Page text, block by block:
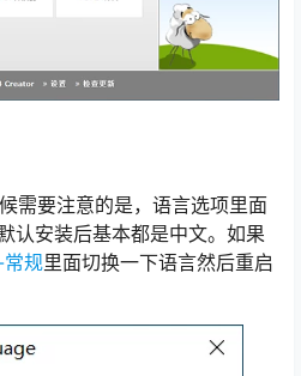
需要注意的是，语言选项里面
认安装后基本都是中文。如果
规里面切换一下语言然后重启